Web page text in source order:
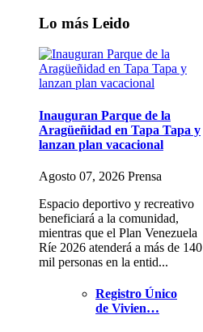
Lo más Leido
Inauguran Parque de la
Aragüeñidad en Tapa Tapa y
lanzan plan vacacional
Agosto 07, 2026 Prensa
Espacio deportivo y recreativo
beneficiará a la comunidad,
mientras que el Plan Venezuela
Ríe 2026 atenderá a más de 140
mil personas en la entid...
Registro Único
de Vivien…